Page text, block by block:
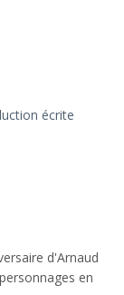
écrite
d'Arnaud
en